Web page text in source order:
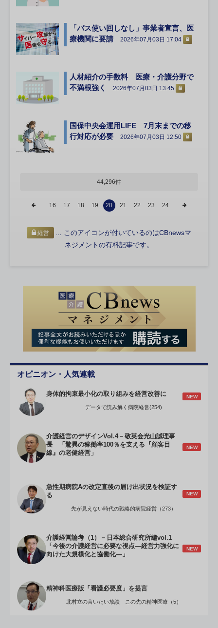
「パス使い回しなし」事業者宣言、医
療機関に要請
2026年07月03日 17:04
人材紹介の手数料 医療・介護分野で
不満根強く
2026年07月03日 13:45
国保中央会運用LIFE 7月末までの移
行対応が必要
2026年07月03日 12:50
44,296件
16 17 18 19 20 21 22 23 24
経営
… このアイコンが付いているのはCBnewsマ
ネジメントの有料記事です。
オピニオン・人気連載
身体的拘束最小化の取り組みを経営改善に NEW
データで読み解く病院経営(254)
介護経営のデザインVol.4－敬英会光山誠理事
長 「驚異の稼働率100％を支える『顧客目
線』の老健経営」
NEW
急性期病院Aの改定直後の届け出状況を検証す
る
NEW
先が見えない時代の戦略的病院経営（273）
介護経営論考（1）－日本総合研究所編vol.1
「今後の介護経営に必要な視点―経営力強化に
向けた大規模化と協働化―」
NEW
精神科医療版「看護必要度」を提言
北村立の言いたい放談 この先の精神医療（5）